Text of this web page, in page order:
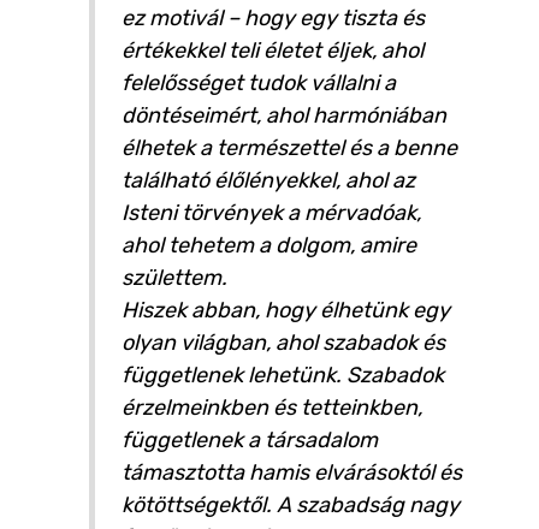
ez motivál – hogy egy tiszta és
értékekkel teli életet éljek, ahol
felelősséget tudok vállalni a
döntéseimért, ahol harmóniában
élhetek a természettel és a benne
található élőlényekkel, ahol az
Isteni törvények a mérvadóak,
ahol tehetem a dolgom, amire
születtem.
Hiszek abban, hogy élhetünk egy
olyan világban, ahol szabadok és
függetlenek lehetünk. Szabadok
érzelmeinkben és tetteinkben,
függetlenek a társadalom
támasztotta hamis elvárásoktól és
kötöttségektől. A szabadság nagy